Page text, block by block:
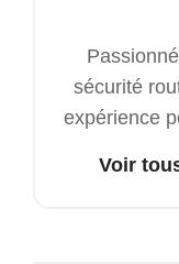
sécurité
expérience
Voir